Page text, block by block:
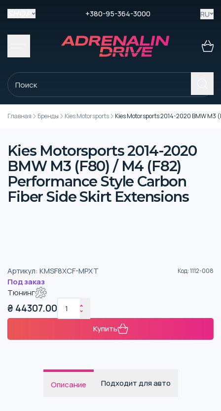
+380-95-364-3000 RU
Главная Бренды Kies Motorsports Kies Motorsports 2014-2020 BMW M3
Kies Motorsports 2014-2020
BMW M3 (F80) / M4 (F82)
Performance Style Carbon
Fiber Side Skirt Extensions
Артикул: KMSF8XCF-MPXT Код:1112-008
Под заказ
Тюнинг
₴ 44307.00
Купить
Описание Подходит для авто